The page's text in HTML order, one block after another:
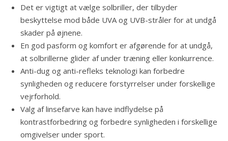
Det er vigtigt at vælge solbriller, der tilbyder
beskyttelse mod både UVA og UVB-stråler for at undgå
skader på øjnene.
En god pasform og komfort er afgørende for at undgå,
at solbrillerne glider af under træning eller konkurrence.
Anti-dug og anti-refleks teknologi kan forbedre
synligheden og reducere forstyrrelser under forskellige
vejrforhold.
Valg af linsefarve kan have indflydelse på
kontrastforbedring og forbedre synligheden i forskellige
omgivelser under sport.